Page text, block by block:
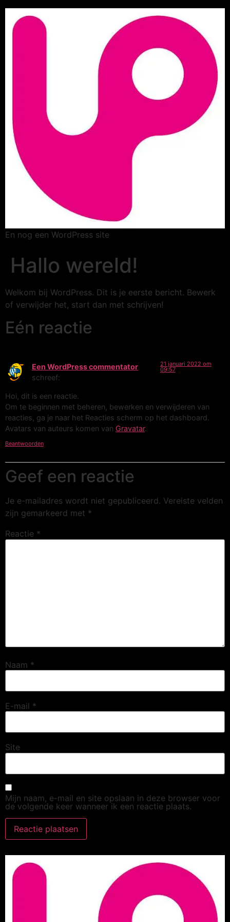
En nog een WordPress site
Hallo wereld!
Welkom bij WordPress. Dit is je eerste bericht. Bewerk
of verwijder het, start dan met schrijven!
Eén reactie
Een WordPress commentator
schreef:
21 januari 2022 om
09:57
Hoi, dit is een reactie.
Om te beginnen met beheren, bewerken en verwijderen van
reacties, ga je naar het Reacties scherm op het dashboard.
Avatars van auteurs komen van Gravatar.
Beantwoorden
Geef een reactie
Je e-mailadres wordt niet gepubliceerd. Vereiste velden
zijn gemarkeerd met *
Reactie *
Naam *
E-mail *
Site
Mijn naam, e-mail en site opslaan in deze browser voor
de volgende keer wanneer ik een reactie plaats.